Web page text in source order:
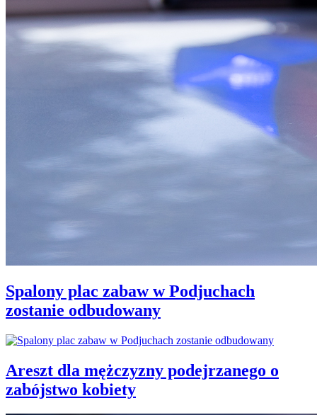
Spalony plac zabaw w Podjuchach
zostanie odbudowany
Areszt dla mężczyzny podejrzanego o
zabójstwo kobiety